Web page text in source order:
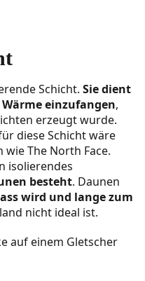
Schicht. Sie dient
einzufangen,
erzeugt wurde.
diese Schicht wäre
The North Face.
isolierendes
besteht. Daunen
wird und lange zum
nicht ideal ist.